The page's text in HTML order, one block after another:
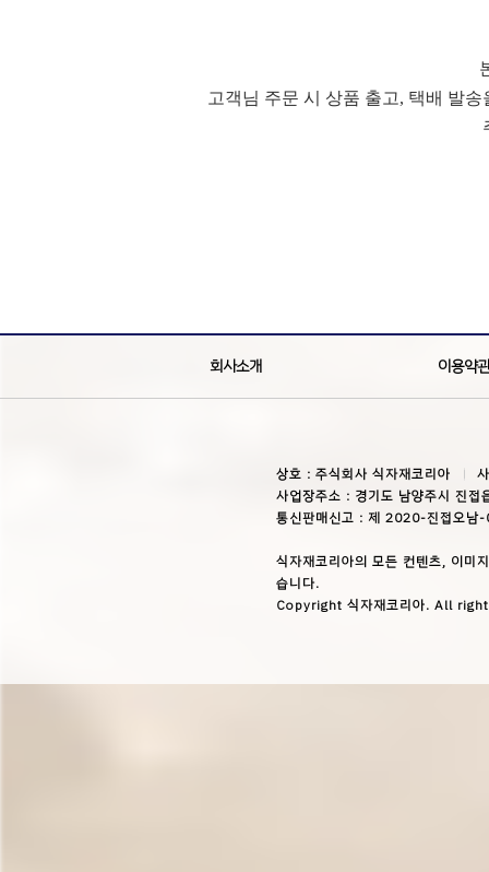
고객님 주문 시 상품 출고, 택배 발
회사소개 이용약
상호 : 주식회사 식자재코리아
사업장주소 : 경기도 남양주시 진
통신판매신고 : 제 2020-진접오남
식자재코리아의 모든 컨텐츠, 이미
습니다.
Copyright 식자재코리아. All